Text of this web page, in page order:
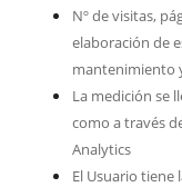
Nº de visitas,
elaboración de
mantenimiento
La medición se
como a través
Analytics
El Usuario tiene